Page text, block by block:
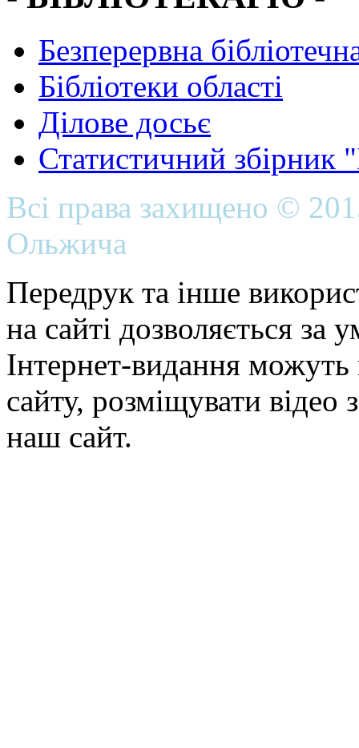
Безперервна
Бібліотеки області
Ділове досьє
Статистичний
Всі права захищено ©
Ольжича
Передрук та інше
на сайті дозволяється
Інтернет-видання можуть
сайту, розміщувати відео
наш сайт.